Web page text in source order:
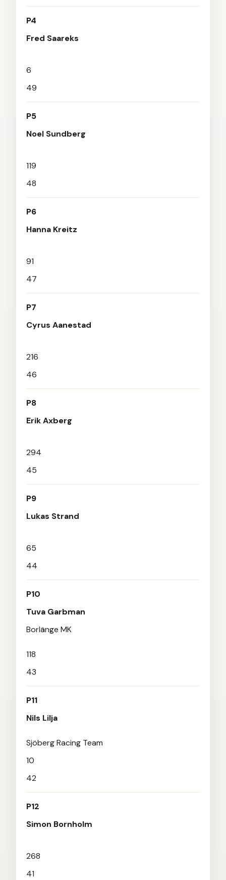
P4
Fred Saareks
6
49
P5
Noel Sundberg
119
48
P6
Hanna Kreitz
91
47
P7
Cyrus Aanestad
216
46
P8
Erik Axberg
294
45
P9
Lukas Strand
65
44
P10
Tuva Garbman
Borlänge MK
118
43
P11
Nils Lilja
Sjöberg Racing Team
10
42
P12
Simon Bornholm
268
41